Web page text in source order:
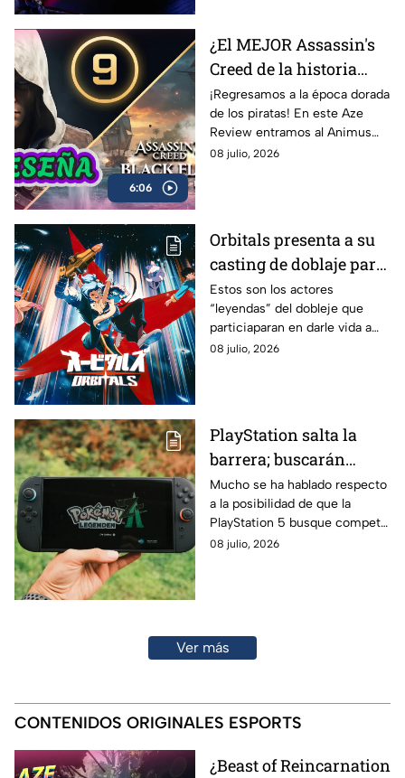
6:06
¿El MEJOR Assassin's
Creed de la historia
regresó? 🏴‍☠️ | Reseña
Black Flag Resynced |
AZE Review
¡Regresamos a la época dorada
de los piratas! En este Aze
Review entramos al Animus
para analizar a fondo
08 julio, 2026
Orbitals presenta a su
casting de doblaje para
dar voz a su juego
cooperativo inspirado
en el anime retro
Estos son los actores
“leyendas” del dobleje que
particiaparan en darle vida a
Orbitals en español latino, que
08 julio, 2026
PlayStation salta la
barrera; buscarán
competir con Nintendo
Switch 2 con nueva
consola portátil
Mucho se ha hablado respecto
a la posibilidad de que la
PlayStation 5 busque competir
directamente con la Nintendo
08 julio, 2026
Ver más
CONTENIDOS ORIGINALES ESPORTS
¿Beast of Reincarnation